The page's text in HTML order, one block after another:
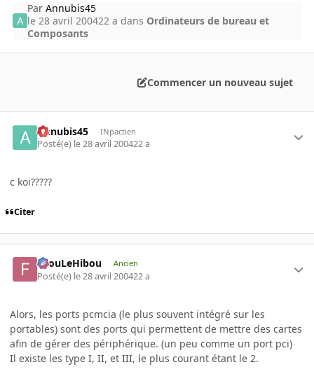
ParAnnubis45
le 28 avril 200422 a dans Ordinateurs de bureau et
Composants
Commencer un nouveau sujet
Annubis45 INpactien
Posté(e) le 28 avril 200422 a
c koi?????
Citer
FilouLeHibou Ancien
Posté(e) le 28 avril 200422 a
Alors, les ports pcmcia (le plus souvent intégré sur les
portables) sont des ports qui permettent de mettre des cartes
afin de gérer des périphérique. (un peu comme un port pci)
Il existe les type I, II, et III, le plus courant étant le 2.